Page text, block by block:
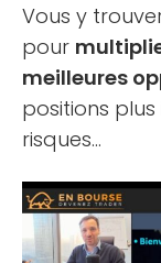
Vous y
pour
meilleures
positions
risques…